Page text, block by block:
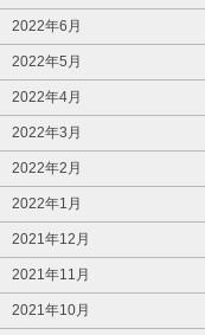
2022年6月
2022年5月
2022年4月
2022年3月
2022年2月
2022年1月
2021年12月
2021年11月
2021年10月